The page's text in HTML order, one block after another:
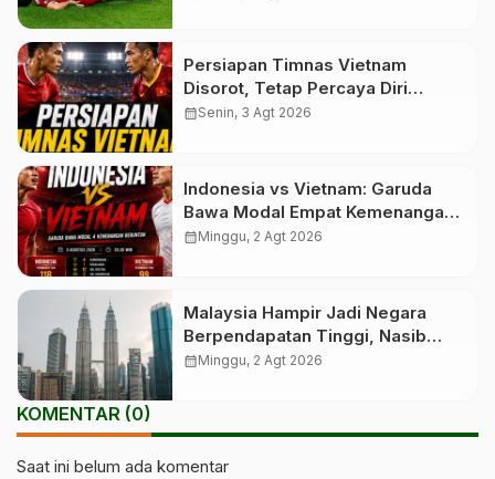
Persiapan Timnas Vietnam
Disorot, Tetap Percaya Diri
Hadapi Indonesia
calendar_monthSenin, 3 Agt 2026
Indonesia vs Vietnam: Garuda
Bawa Modal Empat Kemenangan
Beruntun
calendar_monthMinggu, 2 Agt 2026
Malaysia Hampir Jadi Negara
Berpendapatan Tinggi, Nasib
PMI?
calendar_monthMinggu, 2 Agt 2026
KOMENTAR (0)
Saat ini belum ada komentar